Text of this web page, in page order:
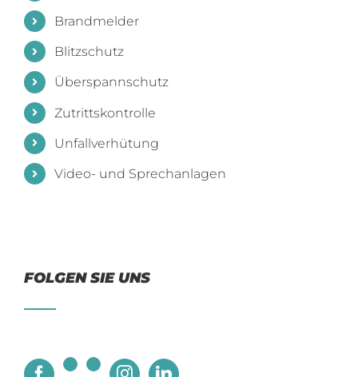
Brandmelder
Blitzschutz
Überspannschutz
Zutrittskontrolle
Unfallverhütung
Video- und Sprechanlagen
FOLGEN SIE UNS